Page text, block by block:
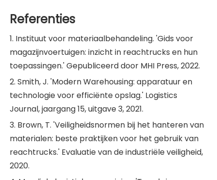
Referenties
1. Instituut voor materiaalbehandeling. 'Gids voor
magazijnvoertuigen: inzicht in reachtrucks en hun
toepassingen.' Gepubliceerd door MHI Press, 2022.
2. Smith, J. 'Modern Warehousing: apparatuur en
technologie voor efficiënte opslag.' Logistics
Journal, jaargang 15, uitgave 3, 2021.
3. Brown, T. 'Veiligheidsnormen bij het hanteren van
materialen: beste praktijken voor het gebruik van
reachtrucks.' Evaluatie van de industriële veiligheid,
2020.